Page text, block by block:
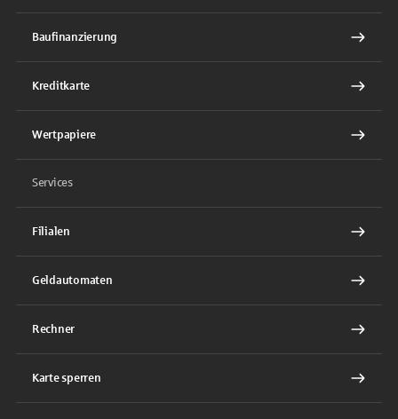
Baufinanzierung
Kreditkarte
Wertpapiere
Services
Filialen
Geldautomaten
Rechner
Karte sperren